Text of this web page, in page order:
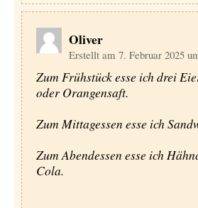
Oliver
Erstellt am 7. Februar 2025
Zum Frühstück esse ich drei
oder Orangensaft.
Zum Mittagessen esse ich
Zum Abendessen esse ich
Cola.